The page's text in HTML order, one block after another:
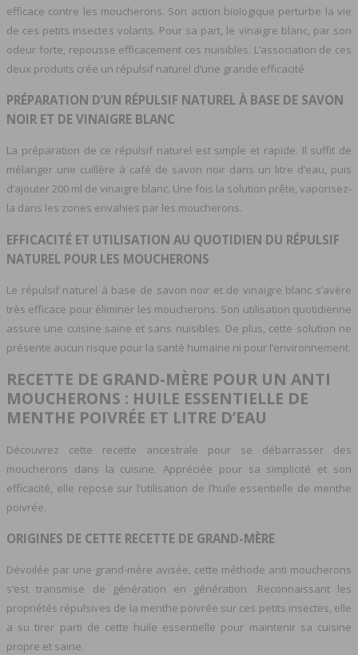
efficace contre les moucherons. Son action biologique perturbe la vie
de ces petits insectes volants. Pour sa part, le vinaigre blanc, par son
odeur forte, repousse efficacement ces nuisibles. L’association de ces
deux produits crée un répulsif naturel d’une grande efficacité.
PRÉPARATION D’UN RÉPULSIF NATUREL À BASE DE SAVON
NOIR ET DE VINAIGRE BLANC
La préparation de ce répulsif naturel est simple et rapide. Il suffit de
mélanger une cuillère à café de savon noir dans un litre d’eau, puis
d’ajouter 200 ml de vinaigre blanc. Une fois la solution prête, vaporisez-
la dans les zones envahies par les moucherons.
EFFICACITÉ ET UTILISATION AU QUOTIDIEN DU RÉPULSIF
NATUREL POUR LES MOUCHERONS
Le répulsif naturel à base de savon noir et de vinaigre blanc s’avère
très efficace pour éliminer les moucherons. Son utilisation quotidienne
assure une cuisine saine et sans nuisibles. De plus, cette solution ne
présente aucun risque pour la santé humaine ni pour l’environnement.
RECETTE DE GRAND-MÈRE POUR UN ANTI
MOUCHERONS : HUILE ESSENTIELLE DE
MENTHE POIVRÉE ET LITRE D’EAU
Découvrez cette recette ancestrale pour se débarrasser des
moucherons dans la cuisine. Appréciée pour sa simplicité et son
efficacité, elle repose sur l’utilisation de l’huile essentielle de menthe
poivrée.
ORIGINES DE CETTE RECETTE DE GRAND-MÈRE
Dévoilée par une grand-mère avisée, cette méthode anti moucherons
s’est transmise de génération en génération. Reconnaissant les
propriétés répulsives de la menthe poivrée sur ces petits insectes, elle
a su tirer parti de cette huile essentielle pour maintenir sa cuisine
propre et saine.